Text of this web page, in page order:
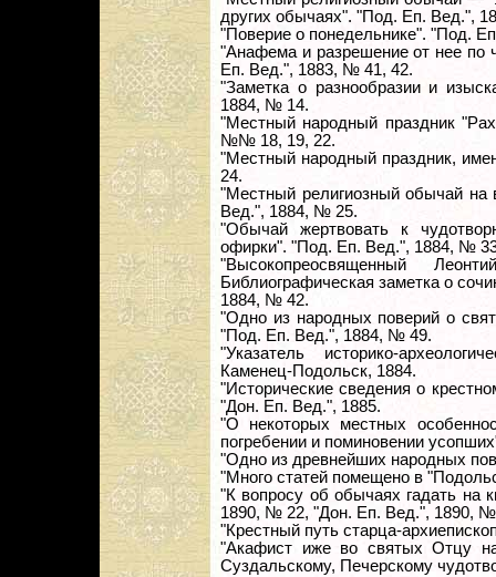
других обычаях". "Под. Еп. Вед.",
"Поверие о понедельнике". "Под.
"Анафема и разрешение от нее по
Еп. Вед.", 1883, № 41, 42.
"Заметка о разнообразии и
1884, № 14.
"Местный народный праздник
№№ 18, 19, 22.
"Местный народный праздник,
24.
"Местный религиозный обычай на
Вед.", 1884, № 25.
"Обычай жертвовать к
офирки". "Под. Еп. Вед.", 1884, №
"Высокопреосвященный
Библиографическая заметка о
1884, № 42.
"Одно из народных поверий о
"Под. Еп. Вед.", 1884, № 49.
"Указатель историко-
Каменец-Подольск, 1884.
"Исторические сведения о
"Дон. Еп. Вед.", 1885.
"О некоторых местных
погребении и поминовении
"Одно из древнейших народных
"Много статей помещено в
"К вопросу об обычаях гадать на
1890, № 22, "Дон. Еп. Вед.", 1890,
"Крестный путь старца-
"Акафист иже во святых Отцу
Суздальскому, Печерскому